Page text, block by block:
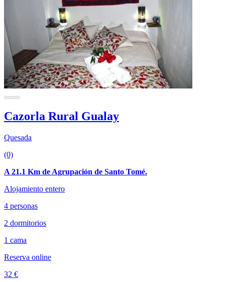
Cazorla Rural Gualay
Quesada
(0)
A 21.1 Km de Agrupación de Santo Tomé.
Alojamiento entero
4 personas
2 dormitorios
1 cama
Reserva online
32 €